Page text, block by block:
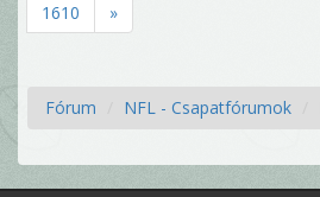
1610
»
Fórum NFL - Csapatfórumok